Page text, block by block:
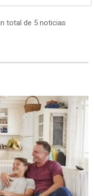
total de 5 noticias